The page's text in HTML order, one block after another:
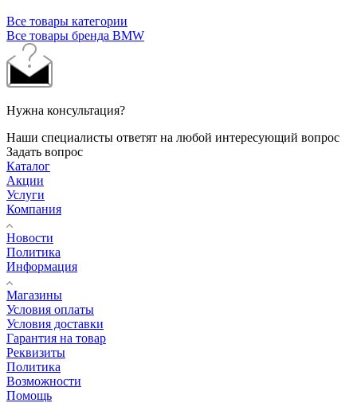
Все товары категории
Все товары бренда BMW
Нужна консультация?
Наши специалисты ответят на любой интересующий вопрос
Задать вопрос
Каталог
Акции
Услуги
Компания
Новости
Политика
Информация
Магазины
Условия оплаты
Условия доставки
Гарантия на товар
Реквизиты
Политика
Возможности
Помощь